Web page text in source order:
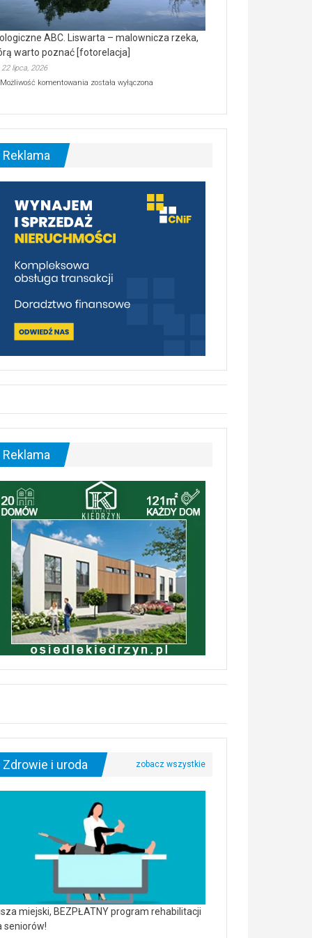
ABC. Liswarta – malownicza rzeka,
warto poznać [fotorelacja]
22 lipca, 2026
Możliwość komentowania Ekologiczne
–
malownicza
[fotorelacja]
została wyłączona
Reklama
Reklama
Zdrowie i uroda
miejski, BEZPŁATNY program rehabilitacji
seniorów!